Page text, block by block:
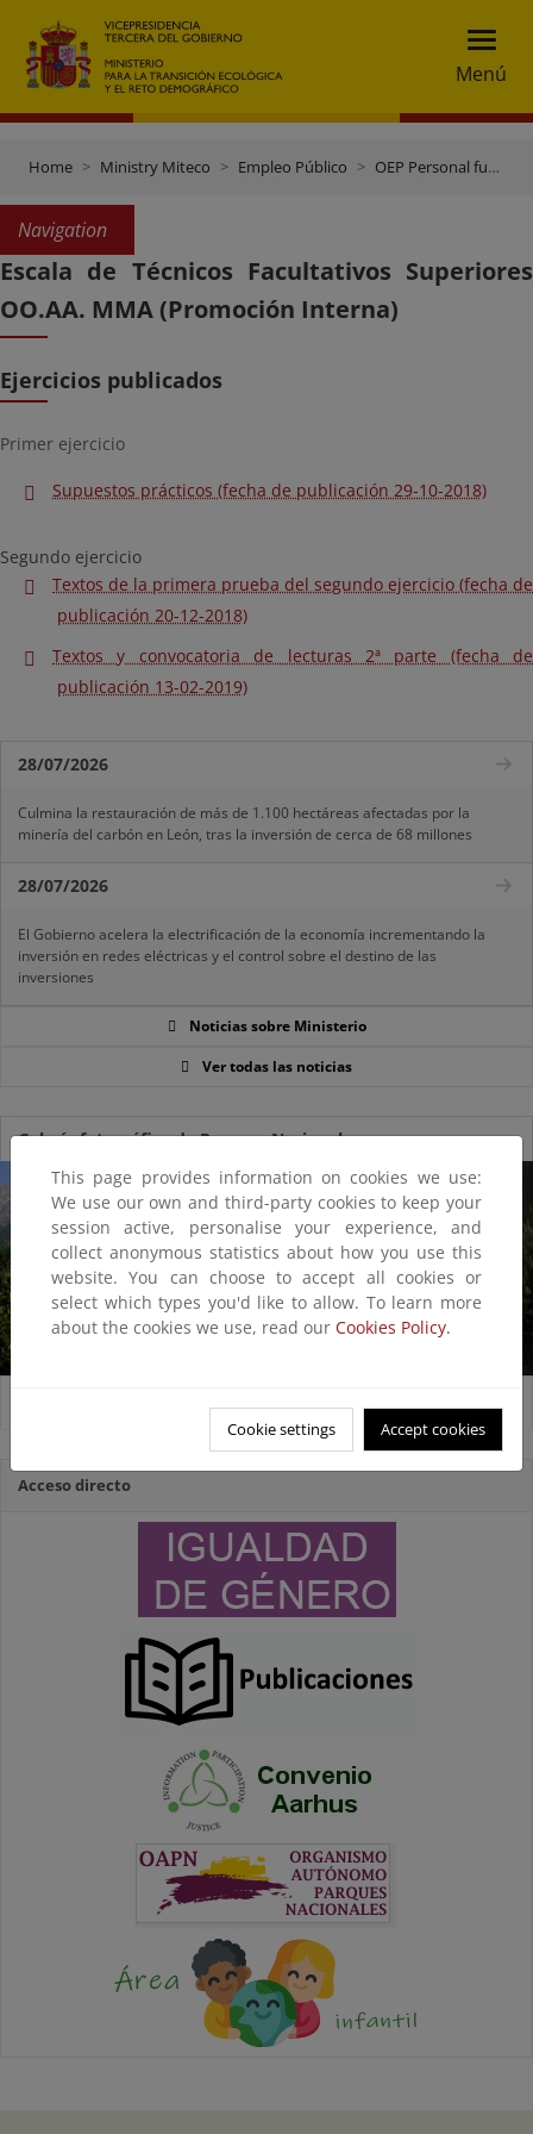
Menú
Home Ministry Miteco Empleo Público OEP Personal funcionario
Navigation
Escala de Técnicos Facultativos Superiores
OO.AA. MMA (Promoción Interna)
Ejercicios publicados
Primer ejercicio
Supuestos prácticos (fecha de publicación 29-10-2018)
Segundo ejercicio
Textos de la primera prueba del segundo ejercicio (fecha de
publicación 20-12-2018)
Textos y convocatoria de lecturas 2ª parte (fecha de
publicación 13-02-2019)
28/07/2026
Culmina la restauración de más de 1.100 hectáreas afectadas por la
minería del carbón en León, tras la inversión de cerca de 68 millones
28/07/2026
El Gobierno acelera la electrificación de la economía incrementando la
inversión en redes eléctricas y el control sobre el destino de las
inversiones
Noticias sobre Ministerio
Ver todas las noticias
Galería fotográfica de Parques Nacionales
12 Images
Acceso directo
This page provides information on cookies we use:
We use our own and third-party cookies to keep your
session active, personalise your experience, and
collect anonymous statistics about how you use this
website. You can choose to accept all cookies or
select which types you'd like to allow. To learn more
about the cookies we use, read our Cookies Policy.
Cookie settings Accept cookies